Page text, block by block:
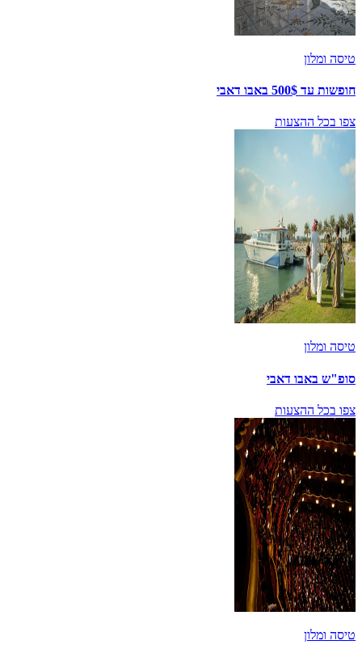
טיסה ומלון
חופשות עד 500$ באבו דאבי
צפו בכל ההצעות
טיסה ומלון
סופ"ש באבו דאבי
צפו בכל ההצעות
טיסה ומלון